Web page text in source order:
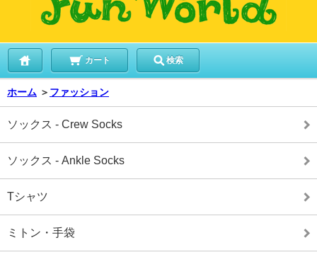
カート 検索
ホーム ＞ ファッション
ソックス - Crew Socks
ソックス - Ankle Socks
Tシャツ
ミトン・手袋